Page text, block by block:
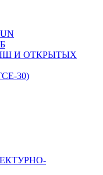
И ОТКРЫТЫХ
30)